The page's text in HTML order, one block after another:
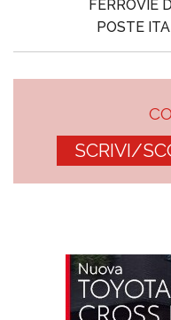
FERROVIE
POSTE
SCRIVI/